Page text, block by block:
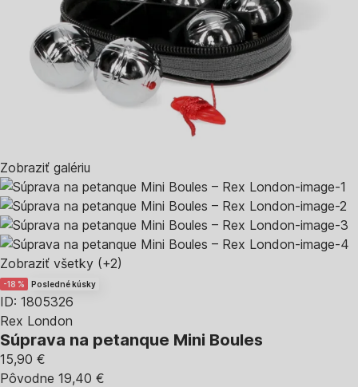
Zobraziť galériu
Zobraziť všetky (+2)
-18 % Posledné kúsky
ID: 1805326
Rex London
Súprava na petanque Mini Boules
15,90 €
Pôvodne 19,40 €